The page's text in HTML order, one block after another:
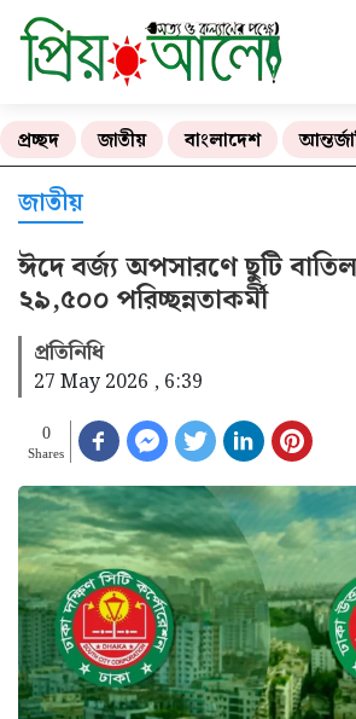
প্রচ্ছদ জাতীয় বাংলাদেশ
জাতীয়
ঈদে বর্জ্য অপসারণে ছুটি
২৯,৫০০ পরিচ্ছন্নতাকর্মী
প্রতিনিধি
27 May 2026 , 6:39
0
Shares